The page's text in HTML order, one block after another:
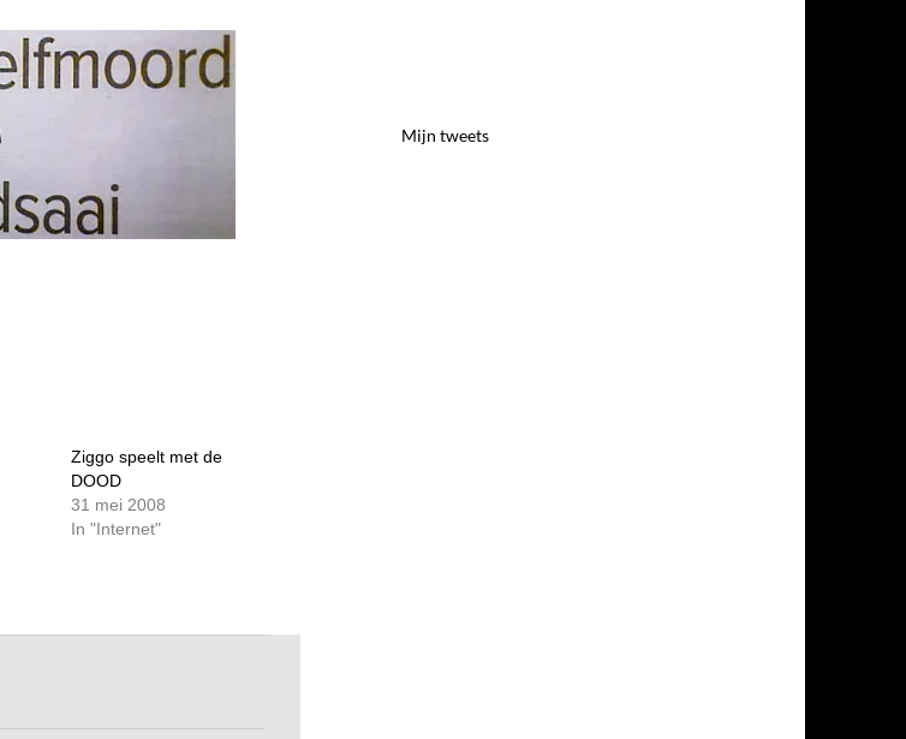
Ziggo speelt met de
DOOD
31 mei 2008
In "Internet"
Mijn tweets